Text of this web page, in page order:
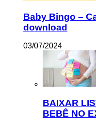
Baby Bingo –
download
03/07/2024
BAIXAR
BEBÊ NO